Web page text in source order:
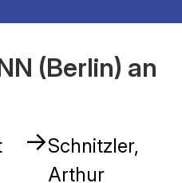
(Berlin) an
→Schnitzler,
Arthur